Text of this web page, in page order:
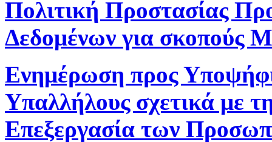
Πολιτική Προστασίας
Δεδομένων για σκοπούς
Ενημέρωση προς
Υπαλλήλους σχετικά με
Επεξεργασία των